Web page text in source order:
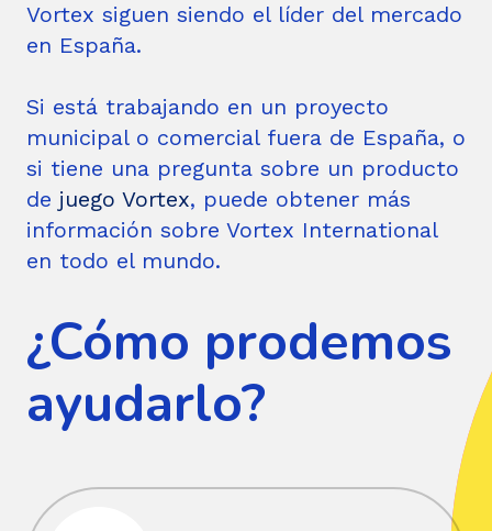
Vortex siguen siendo el líder del mercado
en España.
Si está trabajando en un proyecto
municipal o comercial fuera de España, o
si tiene una pregunta sobre un producto
de juego Vortex, puede obtener más
información sobre Vortex International
en todo el mundo.
¿Cómo prodemos
ayudarlo?